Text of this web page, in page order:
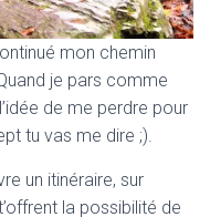
mon chemin
je pars comme
de me perdre pour
tu vas me dire ;).
un itinéraire, sur
la possibilité de